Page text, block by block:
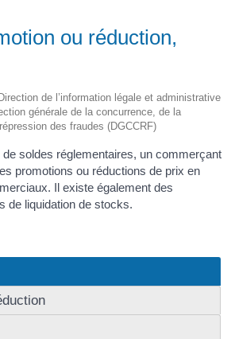
ou réduction,
de l’information légale et administrative
générale de la concurrence, de la
des fraudes (DGCCRF)
soldes réglementaires, un commerçant
promotions ou réductions de prix en
Il existe également des
de liquidation de stocks.